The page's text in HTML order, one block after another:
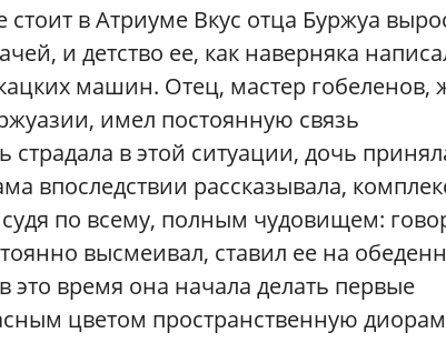
в Атриуме Вкус отца Буржуа
и детство ее, как наверняка
машин. Отец, мастер гобеленов,
имел постоянную связь
в этой ситуации, дочь
впоследствии рассказывала,
по всему, полным чудовищем:
высмеивал, ставил ее на
это время она начала делать первые
цветом пространственную